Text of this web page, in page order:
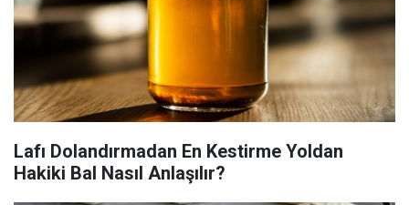
Lafı Dolandırmadan En Kestirme Yoldan
Hakiki Bal Nasıl Anlaşılır?